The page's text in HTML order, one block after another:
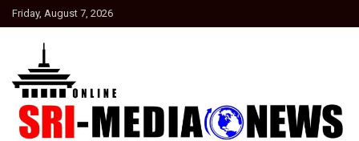
Skip
to
Friday, August 7, 2026